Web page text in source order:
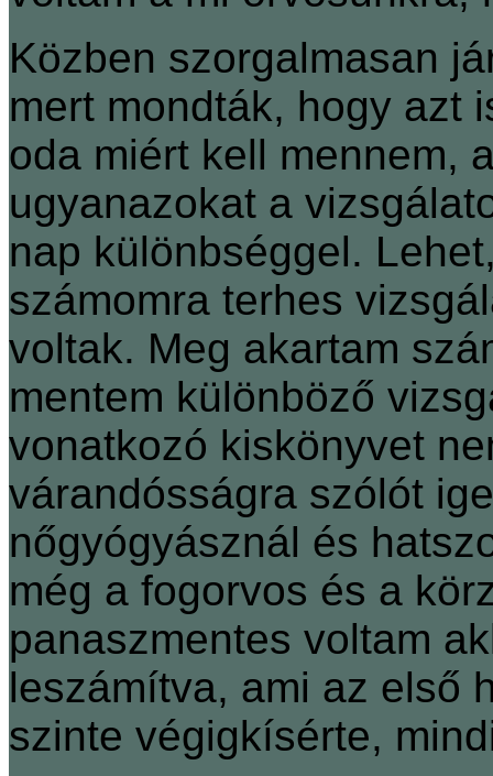
Közben szorgalmasan
mert mondták, hogy azt
oda miért kell mennem,
ugyanazokat a
nap különbséggel.
számomra terhes
voltak. Meg akartam
mentem különböző
vonatkozó kiskönyvet
várandósságra szólót
nőgyógyásznál és
még a fogorvos és a
panaszmentes voltam
leszámítva, ami az első
szinte végigkísérte,